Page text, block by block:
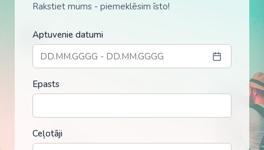
Rakstiet mums - piemeklēsim īsto!
Aptuvenie datumi
Epasts
Ceļotāji